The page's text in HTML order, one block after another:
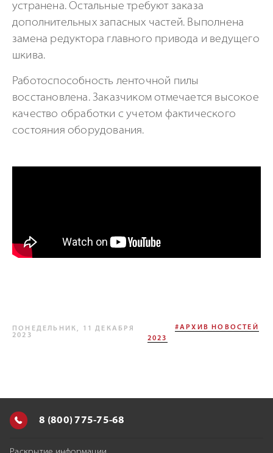
устранена. Остальные требуют заказа
дополнительных запасных частей. Выполнена
замена редуктора главного привода и ведущего
шкива.
Работоспособность ленточной пилы
восстановлена. Заказчиком отмечается высокое
качество обработки с учетом фактического
состояния оборудования.
ПОНЕДЕЛЬНИК, 11 ДЕКАБРЯ
2023
#АРХИВ НОВОСТЕЙ
2023
8 (800) 775-75-68